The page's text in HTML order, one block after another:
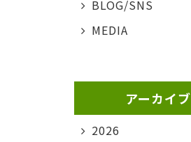
BLOG/SNS
MEDIA
アーカイブ
2026